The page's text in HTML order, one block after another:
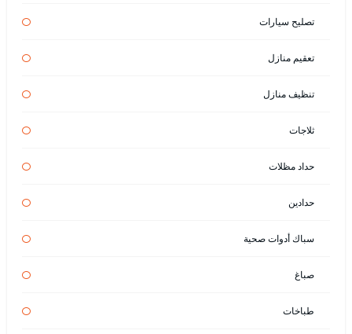
تصليح سيارات
تعقيم منازل
تنظيف منازل
ثلاجات
حداد مظلات
حدادين
سباك أدوات صحية
صباغ
طباخات